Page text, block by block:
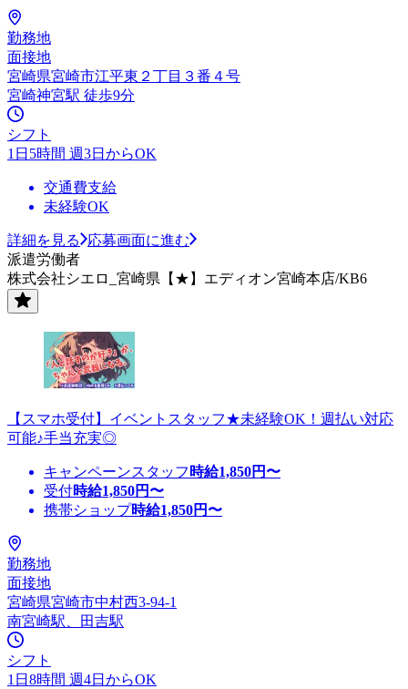
勤務地
面接地
宮崎県宮崎市江平東２丁目３番４号
宮崎神宮駅 徒歩9分
シフト
1日5時間 週3日からOK
交通費支給
未経験OK
詳細を見る
応募画面に進む
派遣労働者
株式会社シエロ_宮崎県【★】エディオン宮崎本店/KB6
【スマホ受付】イベントスタッフ★未経験OK！週払い対応
可能♪手当充実◎
キャンペーンスタッフ 時給1,850円〜
受付時給1,850円〜
携帯ショップ時給1,850円〜
勤務地
面接地
宮崎県宮崎市中村西3-94-1
南宮崎駅、田吉駅
シフト
1日8時間 週4日からOK